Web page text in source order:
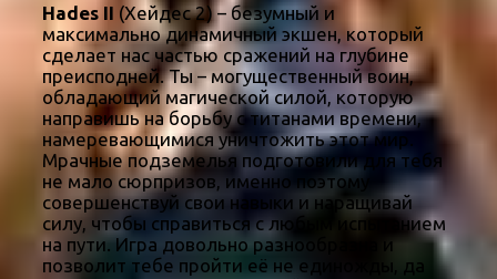
Hades II (Хейдес 2) – безумный и
максимально динамичный экшен, который
сделает нас частью сражений на глубине
преисподней. Ты – могущественный воин,
обладающий магической силой, которую
направишь на борьбу с титанами времени,
намеревающимися уничтожить этот мир.
Мрачные подземелья подготовили для тебя
не мало сюрпризов, именно поэтому
совершенствуй свои навыки и наращивай
силу, чтобы справиться с любым испытанием
на пути. Игра довольно разнообразна и
позволит тебе пройти её не единожды, да